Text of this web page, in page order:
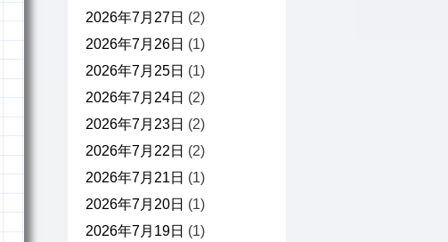
2026年7月27日 (2)
2026年7月26日 (1)
2026年7月25日 (1)
2026年7月24日 (2)
2026年7月23日 (2)
2026年7月22日 (2)
2026年7月21日 (1)
2026年7月20日 (1)
2026年7月19日 (1)